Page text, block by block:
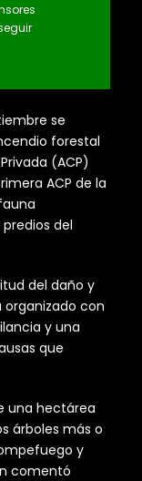
se
forestal
(ACP)
ACP de la
del
del daño y
organizado con
y una
que
una hectárea
árboles más o
y
comentó